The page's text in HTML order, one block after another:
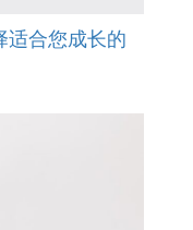
适合您成长的